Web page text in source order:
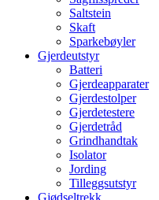
Saltstein
Skaft
Sparkebøyler
Gjerdeutstyr
Batteri
Gjerdeapparater
Gjerdestolper
Gjerdetestere
Gjerdetråd
Grindhandtak
Isolator
Jording
Tilleggsutstyr
Gjødseltrekk